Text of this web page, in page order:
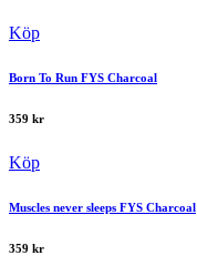
Köp
Born To Run FYS Charcoal
359 kr
Köp
Muscles never sleeps FYS Charcoal
359 kr